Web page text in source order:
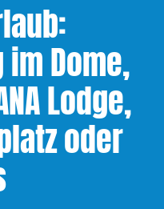
Dome,
Lodge,
oder